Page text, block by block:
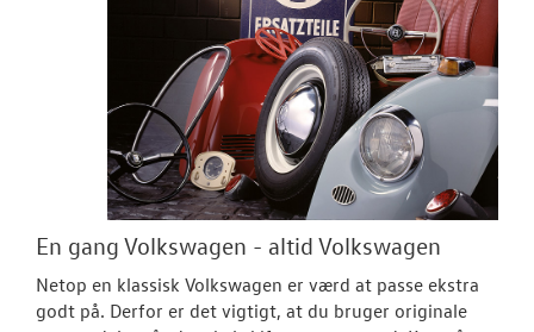
En gang Volkswagen - altid Volkswagen
Netop en klassisk Volkswagen er værd at passe ekstra
godt på. Derfor er det vigtigt, at du bruger originale